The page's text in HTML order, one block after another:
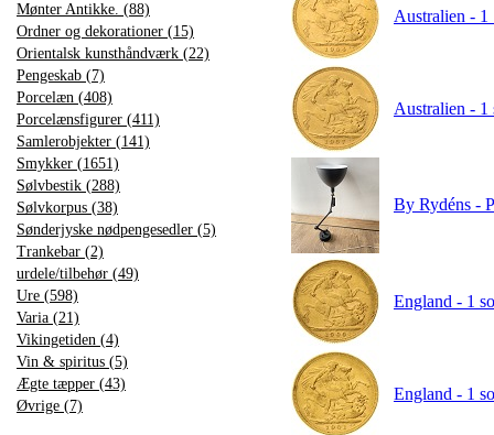
Mønter Antikke. (88)
Ordner og dekorationer (15)
Orientalsk kunsthåndværk (22)
Pengeskab (7)
Porcelæn (408)
Porcelænsfigurer (411)
Samlerobjekter (141)
Smykker (1651)
Sølvbestik (288)
Sølvkorpus (38)
Sønderjyske nødpengesedler (5)
Trankebar (2)
urdele/tilbehør (49)
Ure (598)
Varia (21)
Vikingetiden (4)
Vin & spiritus (5)
Ægte tæpper (43)
Øvrige (7)
Australien -
Australien -
By Rydéns -
England - 1
England - 1